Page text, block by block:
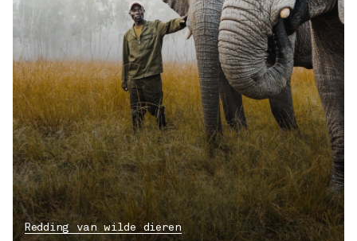
Redding van wilde dieren